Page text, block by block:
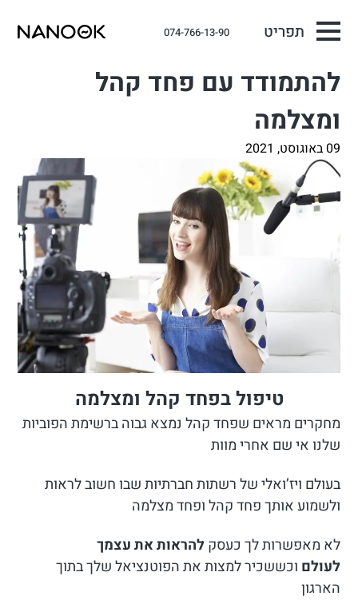
תפריט 074-766-13-90
להתמודד עם פחד קהל
ומצלמה
09 באוגוסט, 2021
טיפול בפחד קהל ומצלמה
מחקרים מראים שפחד קהל נמצא גבוה ברשימת הפוביות
שלנו אי שם אחרי מוות
בעולם ויז’ואלי של רשתות חברתיות שבו חשוב לראות
ולשמוע אותך פחד קהל ופחד מצלמה
לא מאפשרות לך כעסקלהראות את עצמך
לעולם וכששכיר למצות את הפוטנציאל שלך בתוך
הארגון